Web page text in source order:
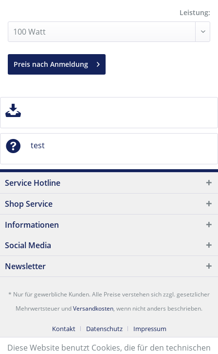
Leistung:
Preis nach Anmeldung
test
Service Hotline
Shop Service
Informationen
Social Media
Newsletter
* Nur für gewerbliche Kunden. Alle Preise verstehen sich zzgl. gesetzlicher
Mehrwertsteuer undVersandkosten, wenn nicht anders beschrieben.
Kontakt Datenschutz Impressum
Diese Website benutzt Cookies, die für den technischen